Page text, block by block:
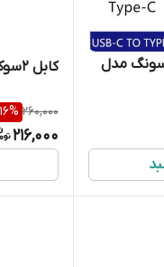
سامسونگ مدل
کابل 2سوکته میکرو و type-c
260,000
16%
216,000